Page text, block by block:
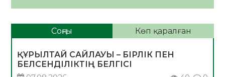
Соңғы Көп қаралған
ҚҰРЫЛТАЙ САЙЛАУЫ – БІРЛІК ПЕН
БЕЛСЕНДІЛІКТІҢ БЕЛГІСІ